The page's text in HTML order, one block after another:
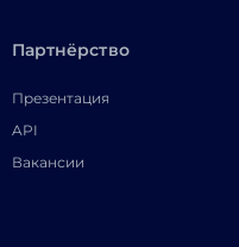
Партнёрство
Презентация
API
Вакансии